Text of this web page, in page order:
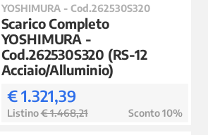
YOSHIMURA - Cod.262530S320
Scarico Completo
YOSHIMURA -
Cod.262530S320 (RS-12
Acciaio/Alluminio)
€ 1.321,39
Listino€ 1.468,21 Sconto 10%